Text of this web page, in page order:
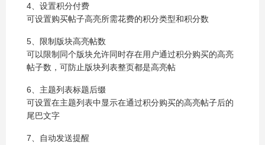
4、设置积分付费
可设置购买帖子高亮所需花费的积分类型和积分数
5、限制版块高亮帖数
可以限制同个版块允许同时存在用户通过积分购买的高亮
帖子数，可防止版块列表整页都是高亮帖
6、主题列表标题后缀
可设置在主题列表中显示在通过积分购买的高亮帖子后的
尾巴文字
7、自动发送提醒